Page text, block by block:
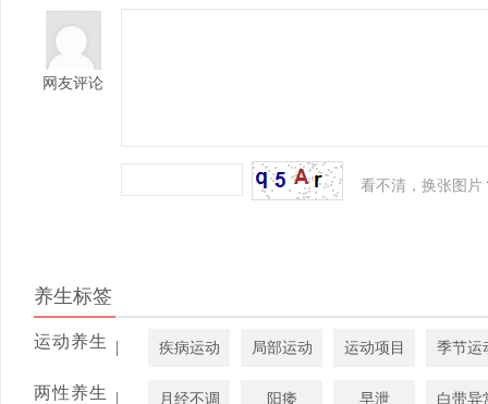
网友评论
看不清，换张图片
养生标签
运动养生 | 疾病运动 局部运动 运动项目 季节运
两性养生 | 月经不调 阳痿 早泄 白带异